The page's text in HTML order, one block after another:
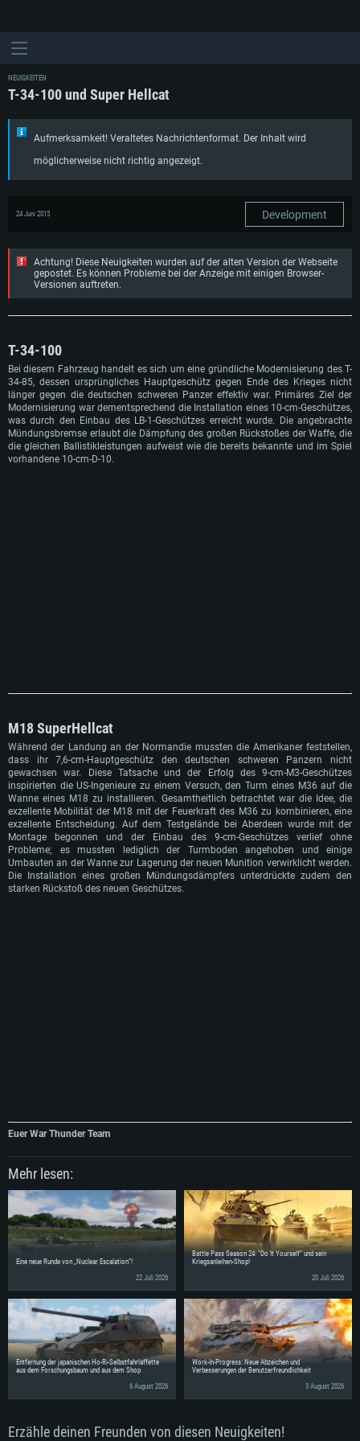
NEUIGKEITEN
T-34-100 und Super Hellcat
Aufmerksamkeit! Veraltetes Nachrichtenformat. Der Inhalt wird
möglicherweise nicht richtig angezeigt.
24 Juni 2015 Development
Achtung! Diese Neuigkeiten wurden auf der alten Version der Webseite
gepostet. Es können Probleme bei der Anzeige mit einigen Browser-
Versionen auftreten.
T-34-100
Bei diesem Fahrzeug handelt es sich um eine gründliche Modernisierung des T-
34-85, dessen ursprüngliches Hauptgeschütz gegen Ende des Krieges nicht
länger gegen die deutschen schweren Panzer effektiv war. Primäres Ziel der
Modernisierung war dementsprechend die Installation eines 10-cm-Geschützes,
was durch den Einbau des LB-1-Geschützes erreicht wurde. Die angebrachte
Mündungsbremse erlaubt die Dämpfung des großen Rückstoßes der Waffe, die
die gleichen Ballistikleistungen aufweist wie die bereits bekannte und im Spiel
vorhandene 10-cm-D-10.
M18 SuperHellcat
Während der Landung an der Normandie mussten die Amerikaner feststellen,
dass ihr 7,6-cm-Hauptgeschütz den deutschen schweren Panzern nicht
gewachsen war. Diese Tatsache und der Erfolg des 9-cm-M3-Geschützes
inspirierten die US-Ingenieure zu einem Versuch, den Turm eines M36 auf die
Wanne eines M18 zu installieren. Gesamtheitlich betrachtet war die Idee, die
exzellente Mobilität der M18 mit der Feuerkraft des M36 zu kombinieren, eine
exzellente Entscheidung. Auf dem Testgelände bei Aberdeen wurde mit der
Montage begonnen und der Einbau des 9-cm-Geschützes verlief ohne
Probleme; es mussten lediglich der Turmboden angehoben und einige
Umbauten an der Wanne zur Lagerung der neuen Munition verwirklicht werden.
Die Installation eines großen Mündungsdämpfers unterdrückte zudem den
starken Rückstoß des neuen Geschützes.
Euer War Thunder Team
Mehr lesen:
Eine neue Runde von „Nuclear Escalation“!
22 Juli 2026
Battle Pass Season 24: “Do It Yourself” und sein
Kriegsanleihen-Shop!
20 Juli 2026
Entfernung der japanischen Ho-Ri-Selbstfahrlaffette
aus dem Forschungsbaum und aus dem Shop
6 August 2026
Work-In-Progress: Neue Abzeichen und
Verbesserungen der Benutzerfreundlichkeit
3 August 2026
Erzähle deinen Freunden von diesen Neuigkeiten!